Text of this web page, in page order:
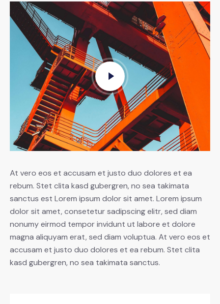
At vero eos et accusam et justo duo dolores et ea
rebum. Stet clita kasd gubergren, no sea takimata
sanctus est Lorem ipsum dolor sit amet. Lorem ipsum
dolor sit amet, consetetur sadipscing elitr, sed diam
nonumy eirmod tempor invidunt ut labore et dolore
magna aliquyam erat, sed diam voluptua. At vero eos et
accusam et justo duo dolores et ea rebum. Stet clita
kasd gubergren, no sea takimata sanctus.